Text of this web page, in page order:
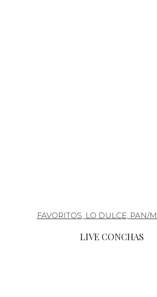
FAVORITOS, LO DULCE, PAN/
LIVE CONCHAS